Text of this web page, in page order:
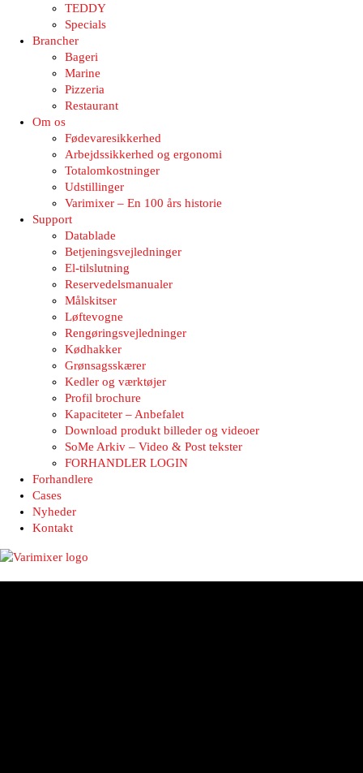
TEDDY
Specials
Brancher
Bageri
Marine
Pizzeria
Restaurant
Om os
Fødevaresikkerhed
Arbejdssikkerhed og ergonomi
Totalomkostninger
Udstillinger
Varimixer – En 100 års historie
Support
Datablade
Betjeningsvejledninger
El-tilslutning
Reservedelsmanualer
Målskitser
Løftevogne
Rengøringsvejledninger
Kødhakker
Grønsagsskærer
Kedler og værktøjer
Profil brochure
Kapaciteter – Anbefalet
Download produkt billeder og videoer
SoMe Arkiv – Video & Post tekster
FORHANDLER LOGIN
Forhandlere
Cases
Nyheder
Kontakt